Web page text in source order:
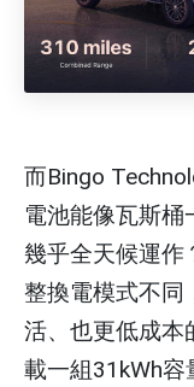
而Bingo
電池能像瓦斯桶
幾乎全天候運作
整換電模式不同
活、也更低成本
載一組31kWh容